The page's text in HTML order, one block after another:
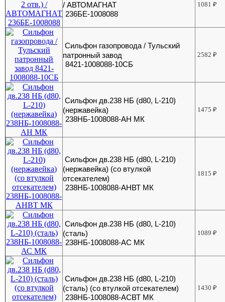
/ АВТОМАГНАТ
236БЕ-1008088
1081₽
Сильфон газопровода / Тульский
патронный завод
8421-1008088-10СБ
2582₽
Сильфон дв.238 НБ (d80, L-210)
(нержавейка)
238НБ-1008088-АН МК
1475₽
Сильфон дв.238 НБ (d80, L-210)
(нержавейка) (со втулкой
отсекателем)
238НБ-1008088-АНВТ МК
1815₽
Сильфон дв.238 НБ (d80, L-210)
(сталь)
238НБ-1008088-АС МК
1089₽
Сильфон дв.238 НБ (d80, L-210)
(сталь) (со втулкой отсекателем)
238НБ-1008088-АСВТ МК
1430₽